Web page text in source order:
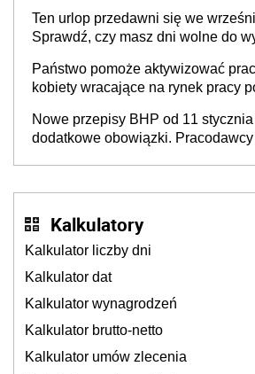
Ten urlop przedawni się we
Sprawdź, czy masz dni wolne do
Państwo pomoże aktywizować
kobiety wracające na rynek pracy
neuroatypowe. Powstanie
Inkluzywności w Zatrudnianiu?
Nowe przepisy BHP od 11
dodatkowe obowiązki.
Kalkulatory
Kalkulator liczby dni
Kalkulator dat
Kalkulator wynagrodzeń
Kalkulator brutto-netto
Kalkulator umów zlecenia